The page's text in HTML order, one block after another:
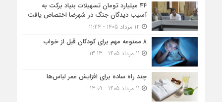
۴۴ میلیارد تومان تسهیلات بنیاد برکت به
آسیب دیدگان جنگ در شهرضا اختصاص یافت
۸ ممنوعه مهم برای کودکان قبل از خواب
چند راه ساده برای افزایش عمر لباس‌ها